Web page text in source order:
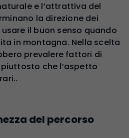
e l’attrattiva del
la direzione dei
il buon senso quando
in montagna. Nella scelta
prevalere fattori di
che l’aspetto
del percorso